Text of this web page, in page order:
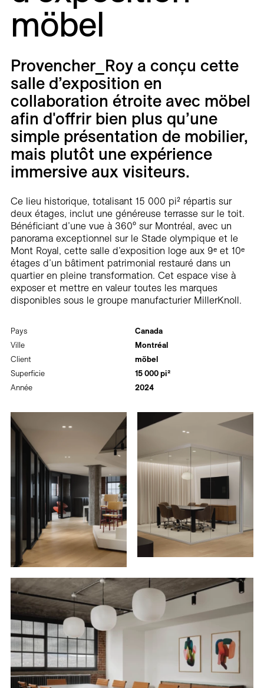
Carrières
Contact
En
möbel
Pays
Canada
Ville
Montréal
Client
möbel
Superficie
15 000 pi²
Année
2024
Provencher_Roy a conçu cette
salle d’exposition en
collaboration étroite avec möbel
afin d'offrir bien plus qu’une
simple présentation de mobilier,
mais plutôt une expérience
immersive aux visiteurs.
Ce lieu historique, totalisant 15 000 pi² répartis sur
deux étages, inclut une généreuse terrasse sur le toit.
Bénéficiant d’une vue à 360° sur Montréal, avec un
panorama exceptionnel sur le Stade olympique et le
Mont Royal, cette salle d’exposition loge aux 9ᵉ et 10ᵉ
étages d’un bâtiment patrimonial restauré dans un
quartier en pleine transformation. Cet espace vise à
exposer et mettre en valeur toutes les marques
disponibles sous le groupe manufacturier MillerKnoll.